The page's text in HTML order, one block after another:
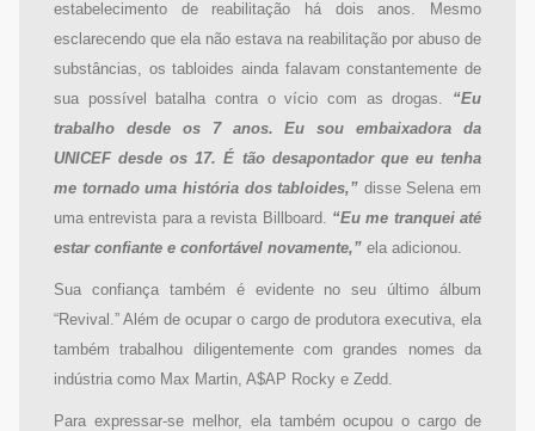
estabelecimento de reabilitação há dois anos. Mesmo
esclarecendo que ela não estava na reabilitação por abuso de
substâncias, os tabloides ainda falavam constantemente de
sua possível batalha contra o vício com as drogas. “Eu
trabalho desde os 7 anos. Eu sou embaixadora da
UNICEF desde os 17. É tão desapontador que eu tenha
me tornado uma história dos tabloides,” disse Selena em
uma entrevista para a revista Billboard. “Eu me tranquei até
estar confiante e confortável novamente,” ela adicionou.
Sua confiança também é evidente no seu último álbum
“Revival.” Além de ocupar o cargo de produtora executiva, ela
também trabalhou diligentemente com grandes nomes da
indústria como Max Martin, A$AP Rocky e Zedd.
Para expressar-se melhor, ela também ocupou o cargo de